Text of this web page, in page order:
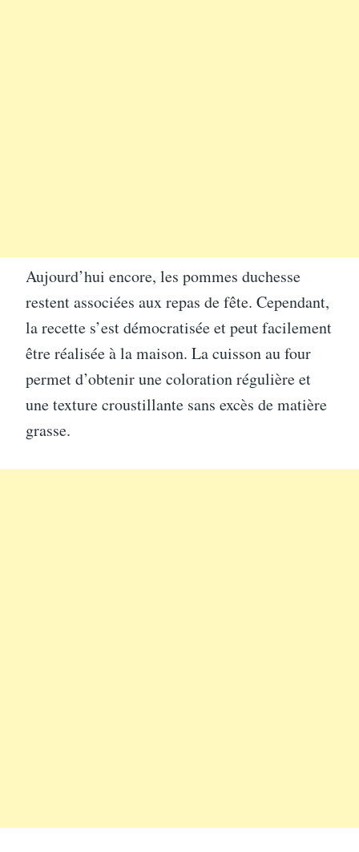
Aujourd’hui encore, les pommes duchesse
restent associées aux repas de fête. Cependant,
la recette s’est démocratisée et peut facilement
être réalisée à la maison. La cuisson au four
permet d’obtenir une coloration régulière et
une texture croustillante sans excès de matière
grasse.